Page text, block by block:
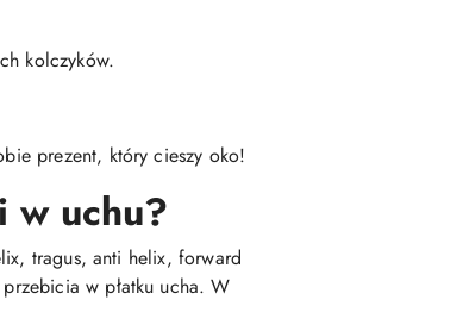
kolczyków.
prezent, który cieszy oko!
w uchu?
tragus, anti helix, forward
w płatku ucha. W